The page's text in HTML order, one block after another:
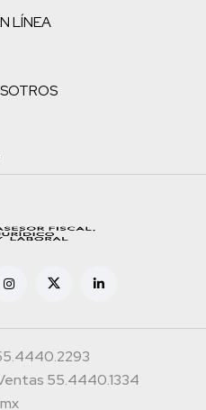
LÍNEA
55.4440.1334